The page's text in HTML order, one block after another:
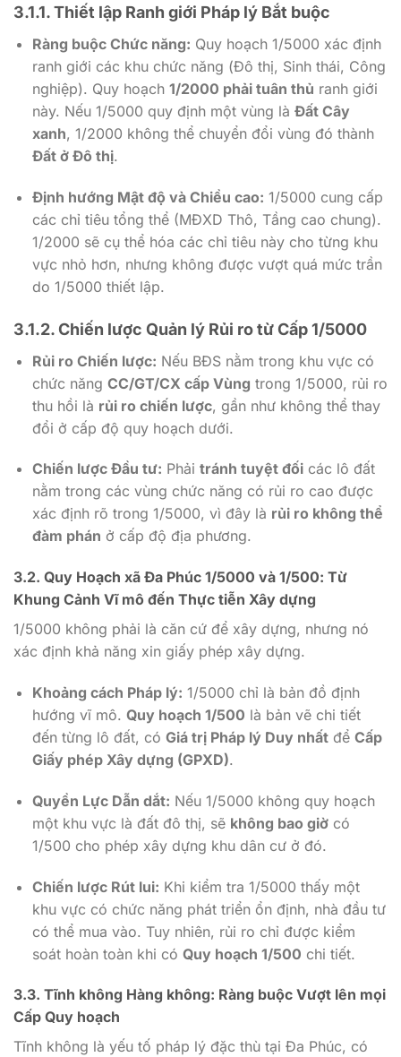
3.1.1. Thiết lập Ranh giới Pháp lý Bắt buộc
Ràng buộc Chức năng: Quy hoạch 1/5000 xác định
ranh giới các khu chức năng (Đô thị, Sinh thái, Công
nghiệp). Quy hoạch 1/2000 phải tuân thủ ranh giới
này. Nếu 1/5000 quy định một vùng là Đất Cây
xanh, 1/2000 không thể chuyển đổi vùng đó thành
Đất ở Đô thị.
Định hướng Mật độ và Chiều cao: 1/5000 cung cấp
các chỉ tiêu tổng thể (MĐXD Thô, Tầng cao chung).
1/2000 sẽ cụ thể hóa các chỉ tiêu này cho từng khu
vực nhỏ hơn, nhưng không được vượt quá mức trần
do 1/5000 thiết lập.
3.1.2. Chiến lược Quản lý Rủi ro từ Cấp1/5000
Rủi ro Chiến lược: Nếu BĐS nằm trong khu vực có
chức năng CC/GT/CX cấp Vùng trong 1/5000, rủi ro
thu hồi là rủi ro chiến lược, gần như không thể thay
đổi ở cấp độ quy hoạch dưới.
Chiến lược Đầu tư: Phải tránh tuyệt đốicác lô đất
nằm trong các vùng chức năng có rủi ro cao được
xác định rõ trong 1/5000, vì đây là rủi ro không thể
đàm phán ở cấp độ địa phương.
3.2. Quy Hoạch xã Đa Phúc 1/5000 và 1/500: Từ
Khung Cảnh Vĩ mô đến Thực tiễn Xây dựng
1/5000 không phải là căn cứ để xây dựng, nhưng nó
xác định khả năng xin giấy phép xây dựng.
Khoảng cách Pháp lý: 1/5000 chỉ là bản đồ định
hướng vĩ mô. Quy hoạch 1/500 là bản vẽ chi tiết
đến từng lô đất, có Giá trị Pháp lý Duy nhấtđể Cấp
Giấy phép Xây dựng (GPXD).
Quyền Lực Dẫn dắt: Nếu 1/5000 không quy hoạch
một khu vực là đất đô thị, sẽ không bao giờcó
1/500 cho phép xây dựng khu dân cư ở đó.
Chiến lược Rút lui: Khi kiểm tra 1/5000 thấy một
khu vực có chức năng phát triển ổn định, nhà đầu tư
có thể mua vào. Tuy nhiên, rủi ro chỉ được kiểm
soát hoàn toàn khi có Quy hoạch 1/500 chi tiết.
3.3. Tĩnh không Hàng không: Ràng buộc Vượt lên mọi
Cấp Quy hoạch
Tĩnh không là yếu tố pháp lý đặc thù tại Đa Phúc, có